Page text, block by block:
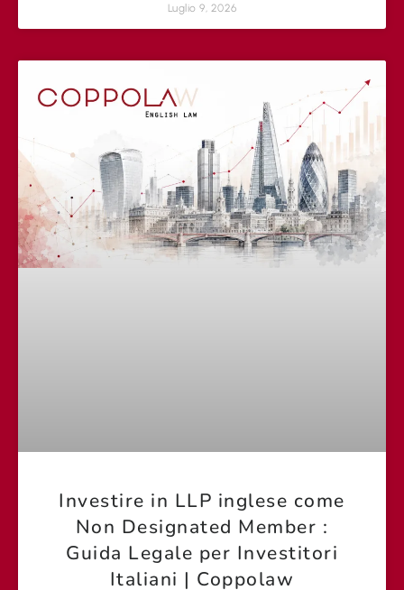
Luglio 9, 2026
Investire in LLP inglese come
Non Designated Member :
Guida Legale per Investitori
Italiani | Coppolaw